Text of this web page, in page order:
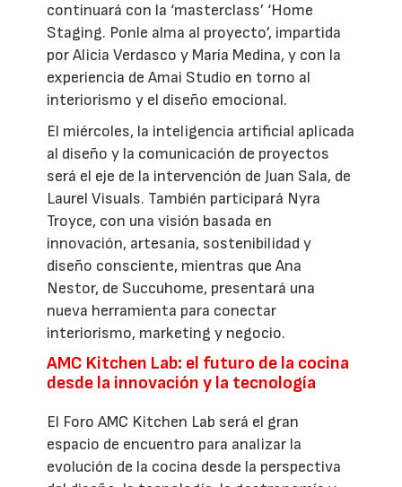
continuará con la ‘masterclass’ ‘Home
Staging. Ponle alma al proyecto’, impartida
por Alicia Verdasco y María Medina, y con la
experiencia de Amai Studio en torno al
interiorismo y el diseño emocional.
El miércoles, la inteligencia artificial aplicada
al diseño y la comunicación de proyectos
será el eje de la intervención de Juan Sala, de
Laurel Visuals. También participará Nyra
Troyce, con una visión basada en
innovación, artesanía, sostenibilidad y
diseño consciente, mientras que Ana
Nestor, de Succuhome, presentará una
nueva herramienta para conectar
interiorismo, marketing y negocio.
AMC Kitchen Lab: el futuro de la cocina
desde la innovación y la tecnología
El Foro AMC Kitchen Lab será el gran
espacio de encuentro para analizar la
evolución de la cocina desde la perspectiva